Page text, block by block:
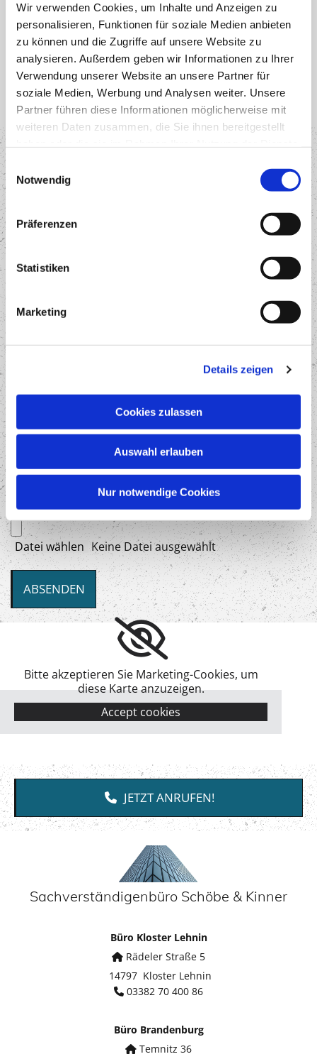
Wir verwenden Cookies, um Inhalte und Anzeigen zu
personalisieren, Funktionen für soziale Medien anbieten
zu können und die Zugriffe auf unsere Website zu
analysieren. Außerdem geben wir Informationen zu Ihrer
Verwendung unserer Website an unsere Partner für
soziale Medien, Werbung und Analysen weiter. Unsere
Partner führen diese Informationen möglicherweise mit
weiteren Daten zusammen, die Sie ihnen bereitgestellt
Notwendig
Präferenzen
Statistiken
Marketing
Details zeigen
Cookies zulassen
Auswahl erlauben
Nur notwendige Cookies
Büro Brandenburg
Der Temnitz 36
14776 Brandenburg
03381 524850
03381 524852
 info@sv-schoebe.de
Kontaktieren Sie uns
Name*
Nachricht*
Beispiel-Etikett
Datei wählen Keine Datei ausgewählt
Bitte akzeptieren Sie Marketing-Cookies, um
diese Karte anzuzeigen.
Accept cookies
JETZT ANRUFEN!
Sachverständigenbüro Schöbe & Kinner
Büro Kloster Lehnin
 Rädeler Straße 5
14797 Kloster Lehnin
 03382 70 400 86
Büro Brandenburg
 Temnitz 36